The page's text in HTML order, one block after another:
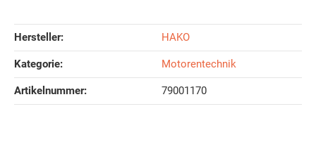
Hersteller: HAKO
Kategorie: Motorentechnik
Artikelnummer: 79001170